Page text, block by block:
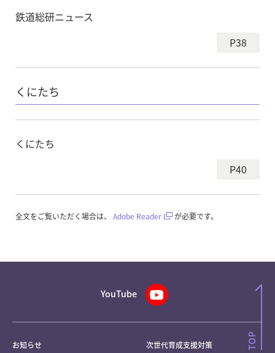
鉄道総研ニュース
P38
くにたち
くにたち
P40
全文をご覧いただく場合は、 Adobe Reader が必要です。
YouTube
お知らせ
次世代育成支援対策